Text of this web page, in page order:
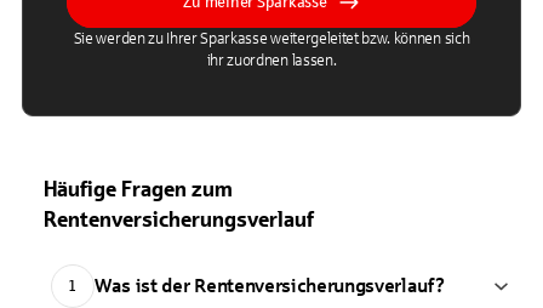
Sie werden zu Ihrer Sparkasse weitergeleitet bzw. können sich
ihr zuordnen lassen.
Häufige Fragen zum
Rentenversicherungsverlauf
1 Was ist der Rentenversicherungsverlauf?